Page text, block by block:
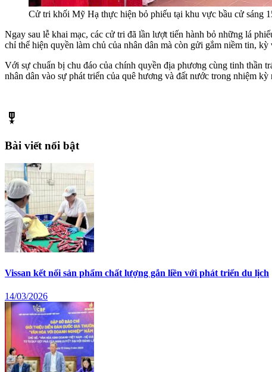
Cử tri khối Mỹ Hạ thực hiện bỏ phiếu tại khu vực bầu cử sáng
Ngay sau lễ khai mạc, các cử tri đã lần lượt tiến hành bỏ những lá
chỉ thể hiện quyền làm chủ của nhân dân mà còn gửi gắm niềm tin,
Với sự chuẩn bị chu đáo của chính quyền địa phương cùng tinh thần
nhân dân vào sự phát triển của quê hương và đất nước trong nhiệm kỳ
military_tech
Bài viết nổi bật
Vissan kết nối sản phẩm chất lượng gắn liền với phát triển du lịch
14/03/2026